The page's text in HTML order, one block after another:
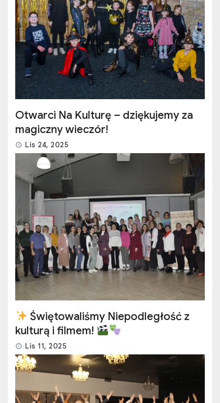
Otwarci Na Kulturę – dziękujemy za
magiczny wieczór!
Lis 24, 2025
Świętowaliśmy Niepodległość z
kulturą i filmem!
Lis 11, 2025